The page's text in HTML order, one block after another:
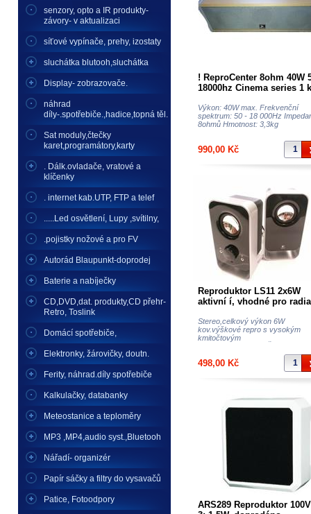
senzory, opto a IR produkty-
závory- v aktualizaci
síťové vypínače, prehy, izostaty
sluchátka blutooh,sluchátka
Display- zobrazovače.
náhrad
díly-.spotřebiče.,hadice,topná těl.
Sat moduly,čtečky
karet,programátory,karty
. Dálk.ovladače, vratové a
klíčenky
. internet kab.UTP, FTP a telef
.....Led osvětlení, Lupy ,svítilny,
.pojistky nožové a pro FV
Autorád Blaupunkt-doprodej
Baterie a nabíječky
CD,DVD,dat. produkty,CD přehr-
Retro, Toslink
Domácí spotřebiče,
Elektronky, žárovičky, doutn.
Ferity, náhrad.díly spotřebiče
Kalkulačky, databanky
Meteostanice a teploměry
MP3 ,MP4,audio syst.,Bluetooh
Nářadí- organizér
Papír sáčky a filtry do vysavačů
Patice, Fotoodpory
! ReproCenter 8ohm 40W
18000hz Cinema series 1
Výkon: 40W max. Frekvenční
spektrum: 50 - 18 000Hz
8ohmů Hmotnost: 3,3kg
990,00 Kč
Reproduktor LS11 2x6W
aktivní í, vhodné pro
a pod
Stereo,celkový výkon 6W
kov.výškové repro s vysokým
kmitočtovým
498,00 Kč
ARS289 Reproduktor